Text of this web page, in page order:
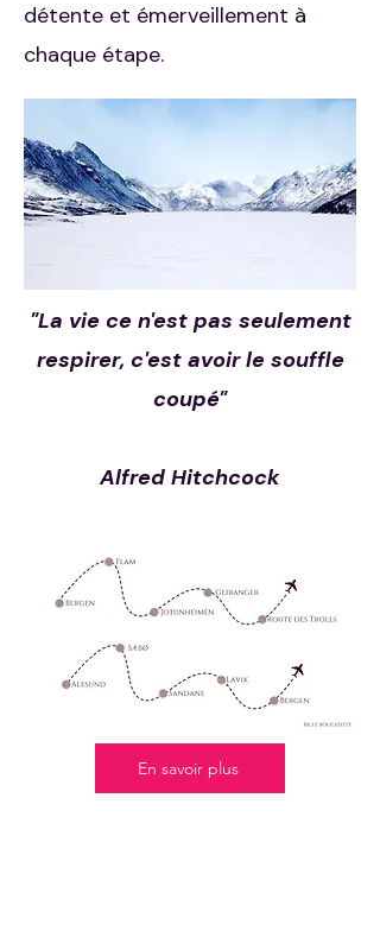
détente et émerveillement à
chaque étape.
"La vie ce n'est pas seulement
respirer, c'est avoir le souffle
coupé"
Alfred Hitchcock
En savoir plus